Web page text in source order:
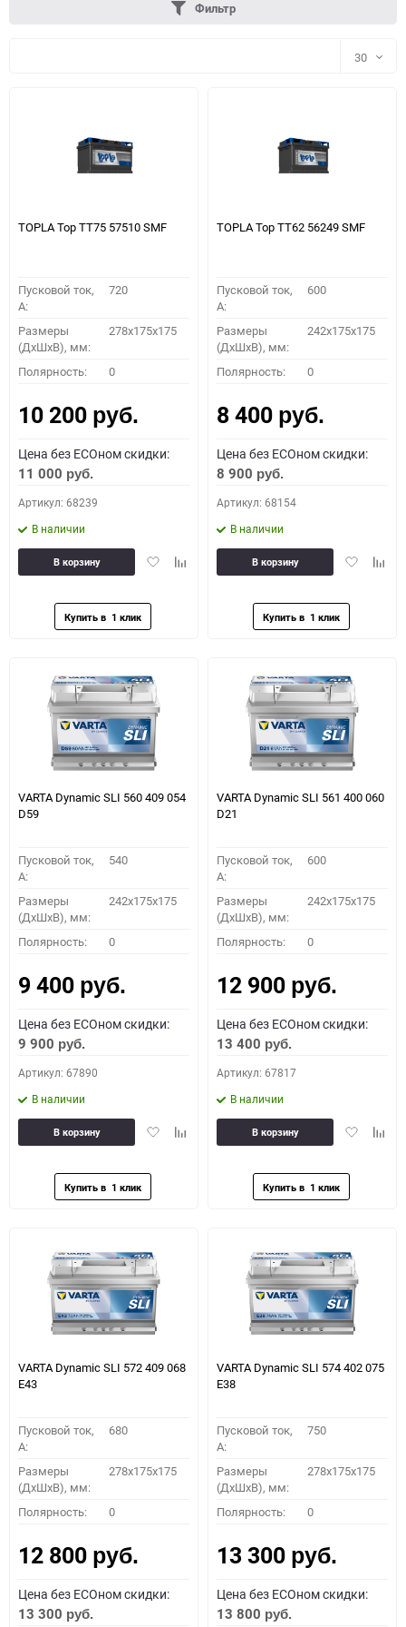
ПОДОБРАТЬ
Как определить полярность?
0 - обратная 1 - прямая 3 - обратная 4 - прямая
Фильтр
30
TOPLA Top TT75 57510 SMF
Пусковой ток,
A:
720
Размеры
(ДхШхВ), мм:
278x175x175
Полярность: 0
10 200 руб.
Цена без ECOном скидки:
11 000 руб.
Артикул: 68239
В наличии
ДобавитьДобавить
В корзину
TOPLA Top TT62 56249 SMF
Пусковой ток,
A:
600
Размеры
(ДхШхВ), мм:
242x175x175
Полярность: 0
8 400 руб.
Цена без ECOном скидки:
8 900 руб.
Артикул: 68154
В наличии
Добавить
В корзину
VARTA Dynamic SLI 560 409 054
D59
Пусковой ток,
A:
540
Размеры
(ДхШхВ), мм:
242x175x175
Полярность: 0
9 400 руб.
Цена без ECOном скидки:
9 900 руб.
Артикул: 67890
В наличии
ДобавитьДобавить
В корзину
VARTA Dynamic SLI 561 400 060
D21
Пусковой ток,
A:
600
Размеры
(ДхШхВ), мм:
242x175x175
Полярность: 0
12 900 руб.
Цена без ECOном скидки:
13 400 руб.
Артикул: 67817
В наличии
Добавить
В корзину
VARTA Dynamic SLI 572 409 068
E43
Пусковой ток,
A:
680
Размеры
(ДхШхВ), мм:
278x175x175
Полярность: 0
12 800 руб.
Цена без ECOном скидки:
13 300 руб.
VARTA Dynamic SLI 574 402 075
E38
Пусковой ток,
A:
750
Размеры
(ДхШхВ), мм:
278x175x175
Полярность: 0
13 300 руб.
Цена без ECOном скидки:
13 800 руб.